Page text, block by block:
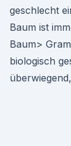
geschlecht
Baum ist
Baum>
biologisch